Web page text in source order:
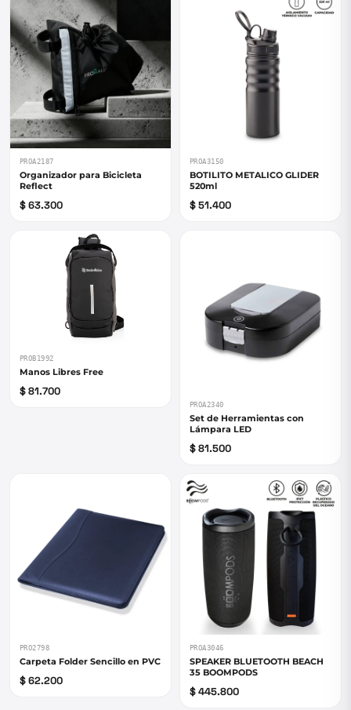
PROA2187
Organizador para Bicicleta
Reflect
$ 63.300
PROA3150
BOTILITO METALICO GLIDER
520ml
$ 51.400
PROB1992
Manos Libres Free
$ 81.700
PROA2340
Set de Herramientas con
Lámpara LED
$ 81.500
PRO2798
Carpeta Folder Sencillo en PVC
$ 62.200
PROA3046
SPEAKER BLUETOOTH BEACH
35 BOOMPODS
$ 445.800